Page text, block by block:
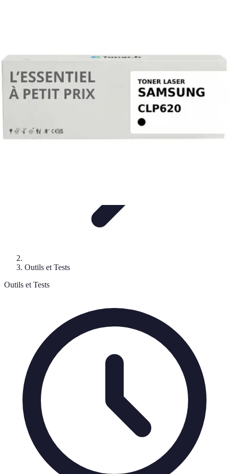
Connexion Rapide
Outils et Tests
Outils et Tests